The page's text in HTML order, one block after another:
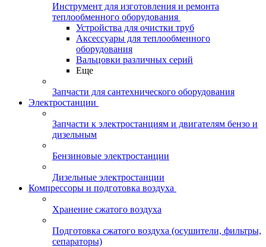
Инструмент для изготовления и ремонта
теплообменного оборудования
Устройства для очистки труб
Аксессуары для теплообменного
оборудования
Вальцовки различных серий
Еще
Запчасти для сантехнического оборудования
Электростанции
Запчасти к электростанциям и двигателям бензо и
дизельным
Бензиновые электростанции
Дизельные электростанции
Компрессоры и подготовка воздуха
Хранение сжатого воздуха
Подготовка сжатого воздуха (осушители, фильтры,
сепараторы)